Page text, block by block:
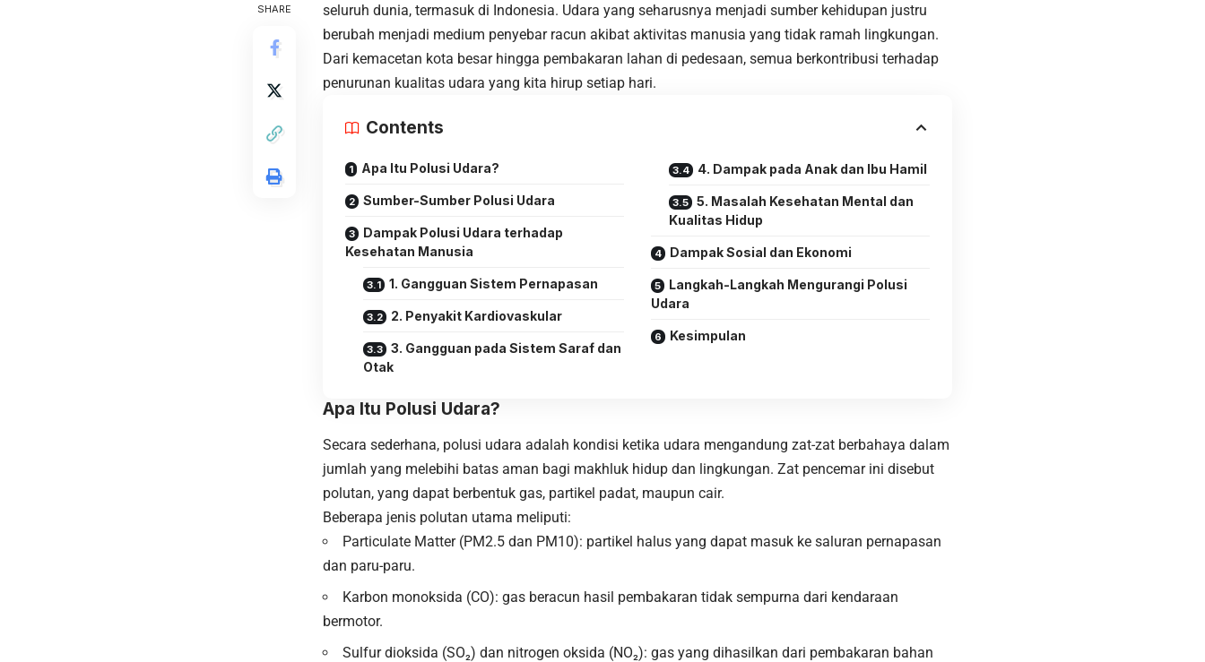
SHARE
seluruh dunia, termasuk di Indonesia. Udara yang seharusnya menjadi sumber kehidupan justru
berubah menjadi medium penyebar racun akibat aktivitas manusia yang tidak ramah lingkungan.
Dari kemacetan kota besar hingga pembakaran lahan di pedesaan, semua berkontribusi terhadap
penurunan kualitas udara yang kita hirup setiap hari.
Contents
Apa Itu Polusi Udara?
Sumber-Sumber Polusi Udara
Dampak Polusi Udara terhadap
Kesehatan Manusia
1. Gangguan Sistem Pernapasan
2. Penyakit Kardiovaskular
3. Gangguan pada Sistem Saraf dan
Otak
4. Dampak pada Anak dan Ibu Hamil
5. Masalah Kesehatan Mental dan
Kualitas Hidup
Dampak Sosial dan Ekonomi
Langkah-Langkah Mengurangi Polusi
Udara
Kesimpulan
Apa Itu Polusi Udara?
Secara sederhana, polusi udara adalah kondisi ketika udara mengandung zat-zat berbahaya dalam
jumlah yang melebihi batas aman bagi makhluk hidup dan lingkungan. Zat pencemar ini disebut
polutan, yang dapat berbentuk gas, partikel padat, maupun cair.
Beberapa jenis polutan utama meliputi:
Particulate Matter (PM2.5 dan PM10): partikel halus yang dapat masuk ke saluran pernapasan
dan paru-paru.
Karbon monoksida (CO): gas beracun hasil pembakaran tidak sempurna dari kendaraan
bermotor.
Sulfur dioksida (SO₂) dan nitrogen oksida (NO₂): gas yang dihasilkan dari pembakaran bahan